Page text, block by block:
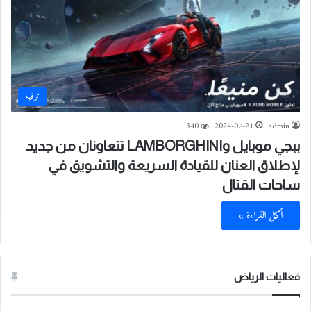
ترفيه
admin
2024-07-21
340
ببجي موبايل وLAMBORGHINI تتعاونان من جديد
لإطلاق العنان للقيادة السريعة والتشويق في
ساحات القتال
أكمل القراءة »
فعاليات الرياض